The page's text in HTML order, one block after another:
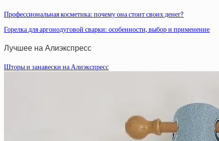
Профессиональная косметика: почему она стоит своих денег?
Горелка для аргонодуговой сварки: особенности, выбор и применение
Лучшее на Алиэкспресс
Шторы и занавески на Алиэкспресс